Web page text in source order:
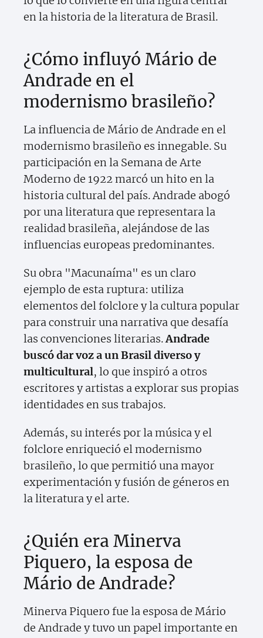
en la historia de la literatura de Brasil.
¿Cómo influyó Mário de
Andrade en el
modernismo brasileño?
La influencia de Mário de Andrade en el
modernismo brasileño es innegable. Su
participación en la Semana de Arte
Moderno de 1922 marcó un hito en la
historia cultural del país. Andrade abogó
por una literatura que representara la
realidad brasileña, alejándose de las
influencias europeas predominantes.
Su obra "Macunaíma" es un claro
ejemplo de esta ruptura: utiliza
elementos del folclore y la cultura popular
para construir una narrativa que desafía
las convenciones literarias.Andrade
buscó dar voz a un Brasil diverso y
multicultural, lo que inspiró a otros
escritores y artistas a explorar sus propias
identidades en sus trabajos.
Además, su interés por la música y el
folclore enriqueció el modernismo
brasileño, lo que permitió una mayor
experimentación y fusión de géneros en
la literatura y el arte.
¿Quién era Minerva
Piquero, la esposa de
Mário de Andrade?
Minerva Piquero fue la esposa de Mário
de Andrade y tuvo un papel importante en